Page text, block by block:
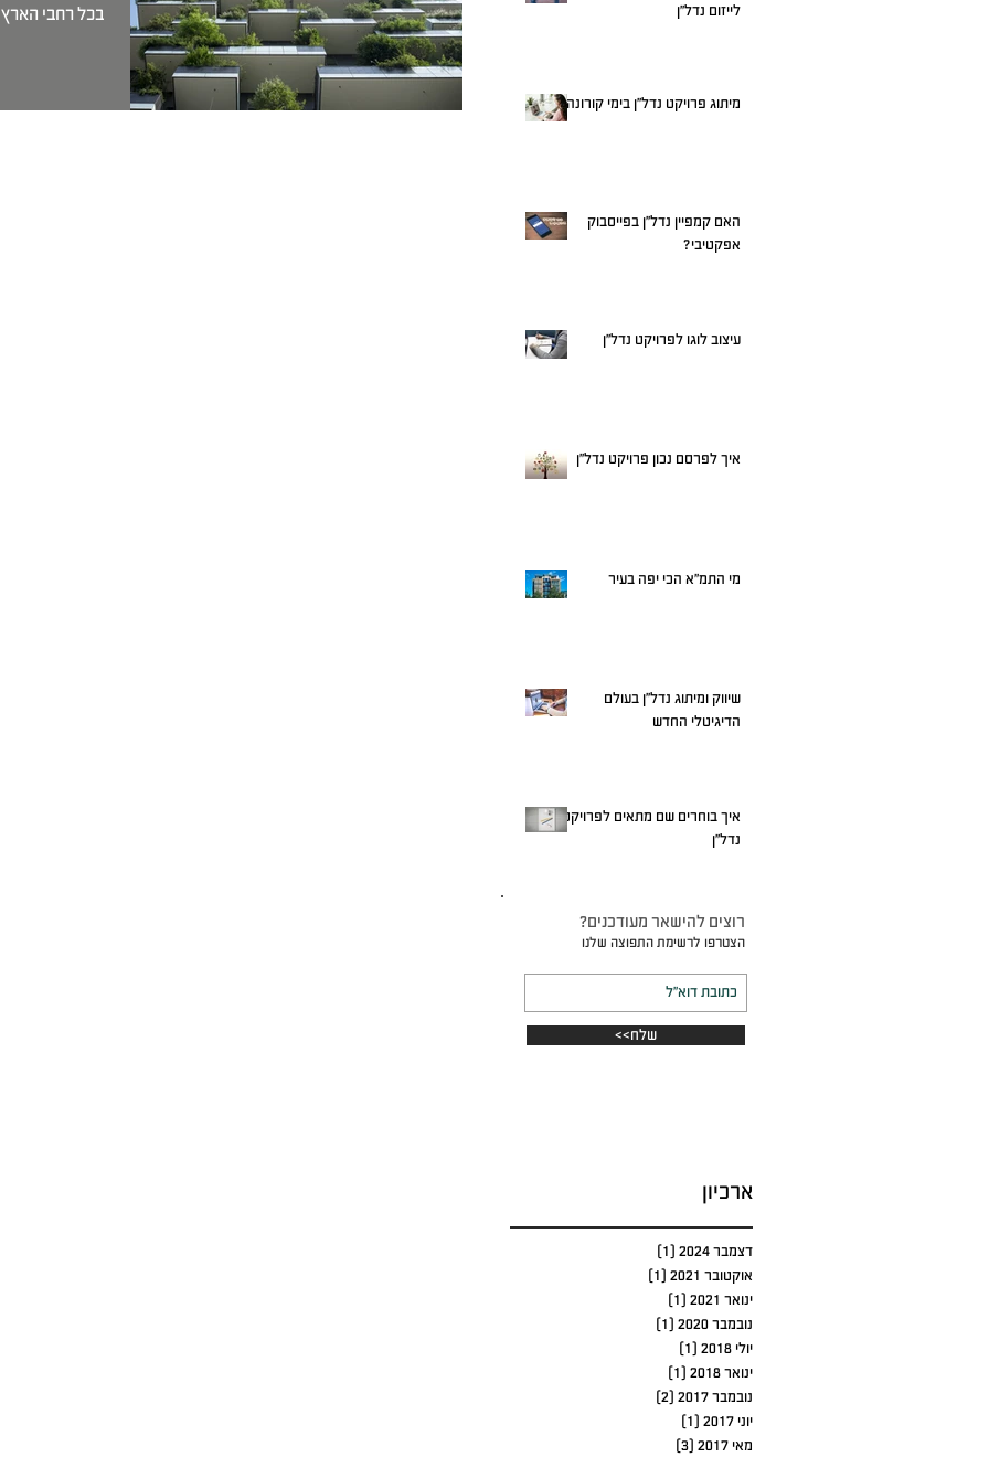
בכל רחבי
לייזום נדל"ן
מיתוג פרויקט נדל"ן בימי קורונה
האם קמפיין נדל"ן בפייסבוק
אפקטיבי?
עיצוב לוגו לפרויקט נדל"ן
איך לפרסם נכון פרויקט נדל"ן
מי התמ״א הכי יפה בעיר
שיווק ומיתוג נדל"ן בעולם
הדיגיטלי החדש
איך בוחרים שם מתאים לפרויקט
נדל"ן
?רוצים להישאר מעודכנים
הצטרפו לרשימת התפוצה שלנו
<<שלח
ארכיון
דצמבר 2024 (1)
אוקטובר 2021
(1)
ינואר 2021
(1)
נובמבר 2020
(1)
יולי 2018
(1)
ינואר 2018
(1)
נובמבר 2017
(2)
יוני 2017
(1)
מאי 2017
(3)